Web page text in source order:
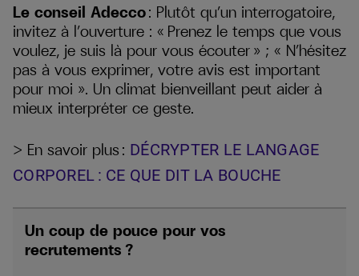
Le conseil Adecco: Plutôt qu’un interrogatoire,
invitez à l’ouverture : « Prenez le temps que vous
voulez, je suis là pour vous écouter » ; « N’hésitez
pas à vous exprimer, votre avis est important
pour moi ». Un climat bienveillant peut aider à
mieux interpréter ce geste.
> En savoir plus : DÉCRYPTER LE LANGAGE
CORPOREL : CE QUE DIT LA BOUCHE
Un coup de pouce pour vos
recrutements ?